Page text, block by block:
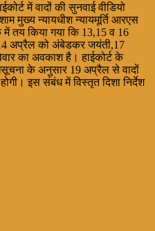
में वादों की सुनवाई वीडियो
मुख्य न्यायधीश न्यायमूर्ति आरएस
तय किया गया कि 13,15 व 16
अप्रैल को अंबेडकर जयंती,17
का अवकाश है। हाईकोर्ट के
के अनुसार 19 अप्रैल से वादों
इस संबंध में विस्तृत दिशा निर्देश